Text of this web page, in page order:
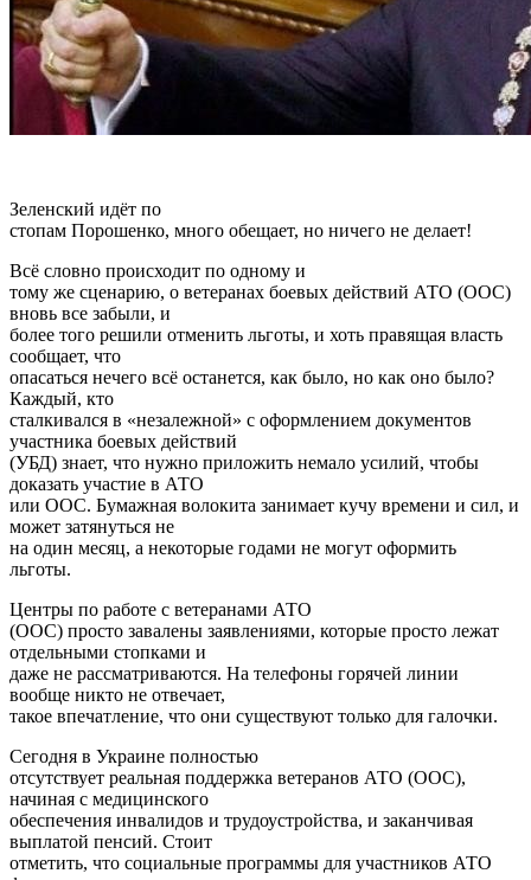
Зеленский идёт по
стопам Порошенко, много обещает, но ничего не делает!
Всё словно происходит по одному и
тому же сценарию, о ветеранах боевых действий АТО (ООС)
вновь все забыли, и
более того решили отменить льготы, и хоть правящая власть
сообщает, что
опасаться нечего всё останется, как было, но как оно было?
Каждый, кто
сталкивался в «незалежной» с оформлением документов
участника боевых действий
(УБД) знает, что нужно приложить немало усилий, чтобы
доказать участие в АТО
или ООС. Бумажная волокита занимает кучу времени и сил, и
может затянуться не
на один месяц, а некоторые годами не могут оформить
льготы.
Центры по работе с ветеранами АТО
(ООС) просто завалены заявлениями, которые просто лежат
отдельными стопками и
даже не рассматриваются. На телефоны горячей линии
вообще никто не отвечает,
такое впечатление, что они существуют только для галочки.
Сегодня в Украине полностью
отсутствует реальная поддержка ветеранов АТО (ООС),
начиная с медицинского
обеспечения инвалидов и трудоустройства, и заканчивая
выплатой пенсий. Стоит
отметить, что социальные программы для участников АТО